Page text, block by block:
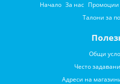
Начало За нас Промоции
Талони за
Общи
Често
Адреси на